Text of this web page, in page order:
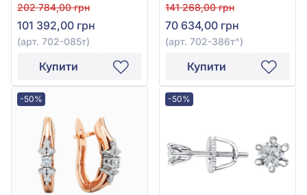
танзанітом 0,9ct із
червоно-білого золота
585°, арт. 702-085т
202 784,00 грн
101 392,00 грн
(арт. 702-085т)
Купити
0,3ct та бузковим
танзанітом 0,37ct, арт.
702-386т
141 268,00 грн
70 634,00 грн
(арт. 702-386т^)
Купити
-50% -50%